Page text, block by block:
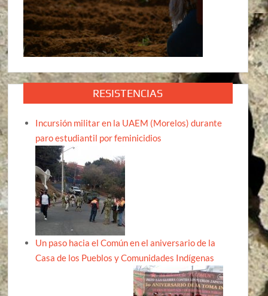
RESISTENCIAS
Incursión militar en la UAEM (Morelos) durante
paro estudiantil por feminicidios
Un paso hacia el Común en el aniversario de la
Casa de los Pueblos y Comunidades Indígenas